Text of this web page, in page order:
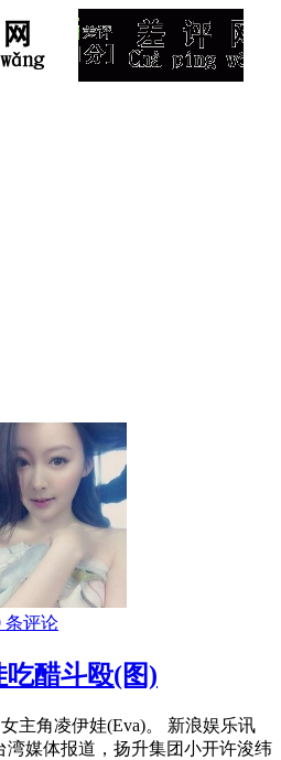
条评论
醋斗殴(图)
主角凌伊娃(Eva)。 新浪娱乐讯
湾媒体报道，扬升集团小开许浚纬